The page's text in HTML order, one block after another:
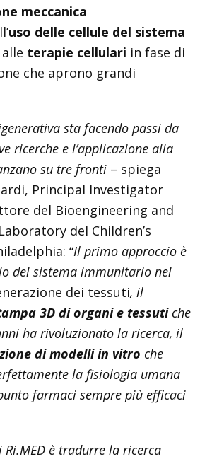
meccanica
uso delle cellule del sistema
terapie cellulari in fase di
che aprono grandi
sta facendo passi da
ricerche e l’applicazione alla
su tre fronti– spiega
Principal Investigator
del Bioengineering and
del Children’s
“Il primo approccio è
del sistema immunitario nel
dei tessuti, il
3D di organi e tessutiche
ha rivoluzionato la ricerca, il
di modelli in vitro che
la fisiologia umana
farmaci sempre più efficaci
Ri.MED è tradurre la ricerca